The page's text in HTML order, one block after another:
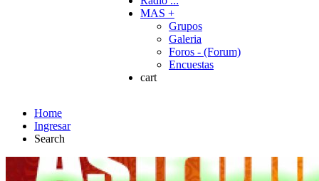
MAS +
Grupos
Galeria
Foros - (Forum)
Encuestas
cart
Home
Ingresar
Search